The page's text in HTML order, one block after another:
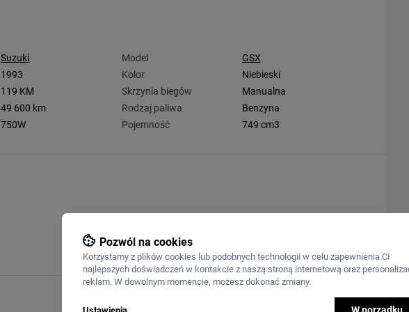
Suzuki Model
GSX
1993 Kolor
Niebieski
119 KM Skrzynia biegów
Manualna
49 600 km Rodzaj paliwa
Benzyna
750W Pojemność 749 cm3
Pozwól na cookies
Korzystamy z plików cookies lub podobnych technologii w celu zapewnienia Ci
najlepszych doświadczeń w kontakcie z naszą stroną internetową oraz
reklam. W dowolnym momencie, możesz dokonać zmiany.